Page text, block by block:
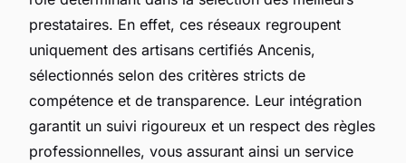
prestataires. En effet, ces réseaux regroupent
uniquement des artisans certifiés Ancenis,
sélectionnés selon des critères stricts de
compétence et de transparence. Leur intégration
garantit un suivi rigoureux et un respect des règles
professionnelles, vous assurant ainsi un service